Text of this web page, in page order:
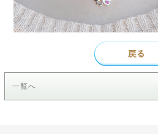
一覧へ